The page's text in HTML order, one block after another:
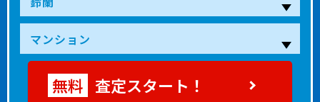
査定スタート！